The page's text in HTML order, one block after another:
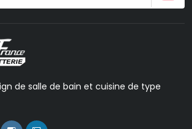
de salle de bain et cuisine de type